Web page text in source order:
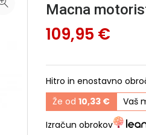
Macna
109,95 €
Hitro in enostavno
Že od 10,33 €
Vaš
Izračun obrokov